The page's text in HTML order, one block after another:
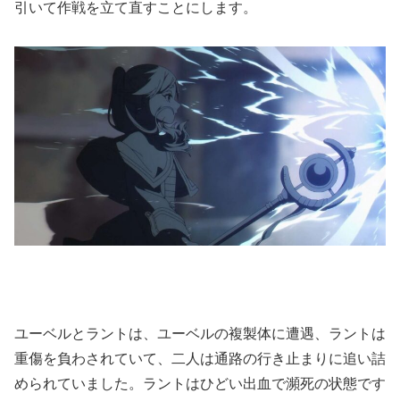
引いて作戦を立て直すことにします。
ユーベルとラントは、ユーベルの複製体に遭遇、ラントは
重傷を負わされていて、二人は通路の行き止まりに追い詰
められていました。ラントはひどい出血で瀕死の状態です